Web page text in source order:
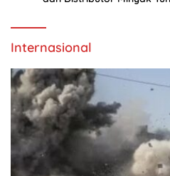
Internasional